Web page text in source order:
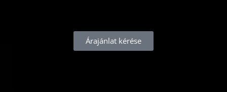
Árajánlat kérése